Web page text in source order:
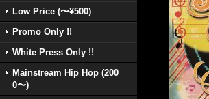
Low Price (〜¥500)
Promo Only !!
White Press Only !!
Mainstream Hip Hop (200
0〜)